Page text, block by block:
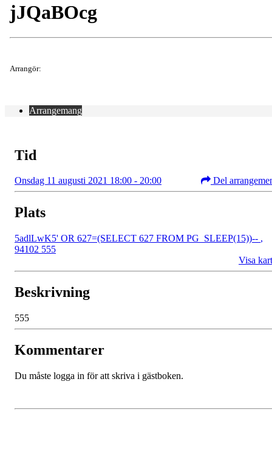
jJQaBOcg
Arrangör:
Arrangemang
Tid
Onsdag 11 augusti 2021 18:00 - 20:00 Del
Plats
5adlLwK5' OR 627=(SELECT 627 FROM PG_SLEEP(15))-- ,
94102 555
Visa
Beskrivning
555
Kommentarer
Du måste logga in för att skriva i gästboken.